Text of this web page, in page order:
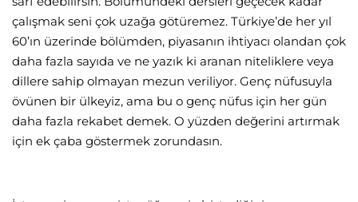
çalışmak seni çok uzağa götüremez. Türkiye’de her yıl
60’ın üzerinde bölümden, piyasanın ihtiyacı olandan çok
daha fazla sayıda ve ne yazık ki aranan niteliklere veya
dillere sahip olmayan mezun veriliyor. Genç nüfusuyla
övünen bir ülkeyiz, ama bu o genç nüfus için her gün
daha fazla rekabet demek. O yüzden değerini artırmak
için ek çaba göstermek zorundasın.